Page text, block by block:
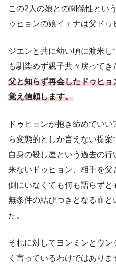
この2人の娘との関係性とい
ゥヒョンの娘イェナは父ドゥ
ジエンと共に幼い頃に渡米
も馴染めず親子共々戻ってき
父と知らず再会したドゥヒ
覚え信頼します。
ドゥヒョンが抱き締めてい
ら変態的としか言えない提案
自身の殺し屋という過去の
来ないドゥヒョン、相手を父
側にいなくても何も語らず
無条件の結びつきとなる血
た。
それに対してヨンミンとウ
く言っているわけではありま